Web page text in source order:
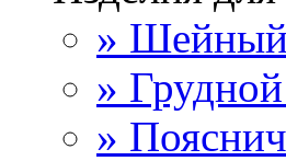
» Шейный
»
»